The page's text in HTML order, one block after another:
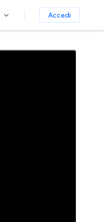
Accedi